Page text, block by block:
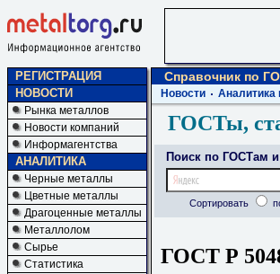
РЕГИСТРАЦИЯ
НОВОСТИ
Рынка металлов
Новости компаний
Информагентства
АНАЛИТИКА
Черные металлы
Цветные металлы
Драгоценные металлы
Металлолом
Сырье
Статистика
Справочник по
Новости Аналитика
ГОСТы,
Поиск по ГОСТам и
Сортировать
ГОСТ Р